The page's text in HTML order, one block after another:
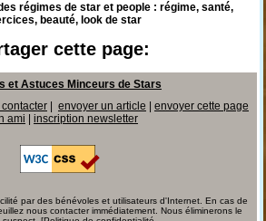
régimes de star et people : régime, santé,
beauté, look de star
cette page:
et Astuces Minceurs de Stars
| envoyer un article
envoyer cette page
ami
inscription newsletter
par des bénévoles et utilisateurs d'Internet. En cas de
nous contacter immédiatement. Nous éliminerons le